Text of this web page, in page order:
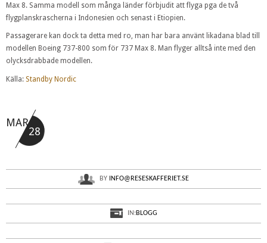
Max 8. Samma modell som många länder förbjudit att flyga pga de två
flygplanskrascherna i Indonesien och senast i Etiopien.
Passagerare kan dock ta detta med ro, man har bara använt likadana blad till
modellen Boeing 737-800 som för 737 Max 8. Man flyger alltså inte med den
olycksdrabbade modellen.
Källa: Standby Nordic
MAR
28
Wow Air i konkurs – vad gäller om du köpt
BY INFO@RESESKAFFERIET.SE
IN:BLOGG